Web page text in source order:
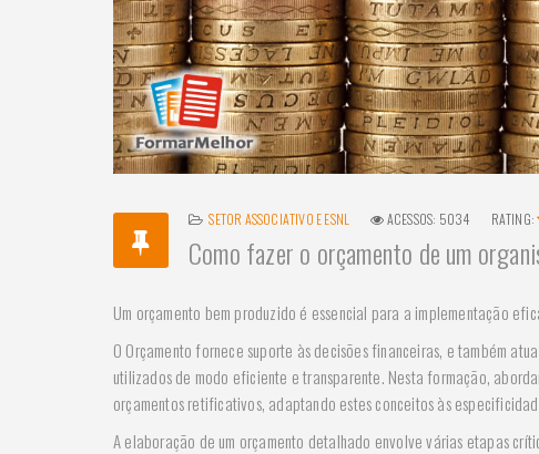
SETOR ASSOCIATIVO E ESNL ACESSOS: 5034 RATING:
Como fazer o orçamento de um
Um orçamento bem produzido é essencial para a implementação
O Orçamento fornece suporte às decisões financeiras, e também
utilizados de modo eficiente e transparente. Nesta formação,
orçamentos retificativos, adaptando estes conceitos às
A elaboração de um orçamento detalhado envolve várias etapas